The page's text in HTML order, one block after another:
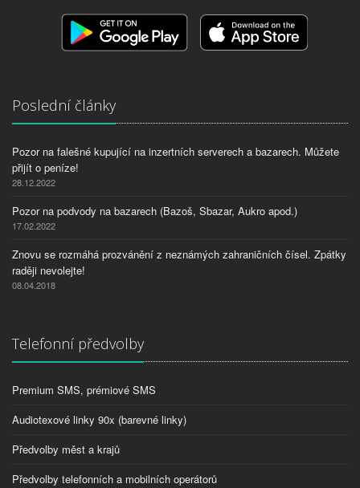
Poslední články
Pozor na falešné kupující na inzertních serverech a bazarech. Můžete
přijít o peníze!
28.12.2022
Pozor na podvody na bazarech (Bazoš, Sbazar, Aukro apod.)
17.02.2022
Znovu se rozmáhá prozvánění z neznámých zahraničních čísel. Zpátky
raději nevolejte!
08.04.2018
Telefonní předvolby
Premium SMS, prémiové SMS
Audiotexové linky 90x (barevné linky)
Předvolby měst a krajů
Předvolby telefonních a mobilních operátorů